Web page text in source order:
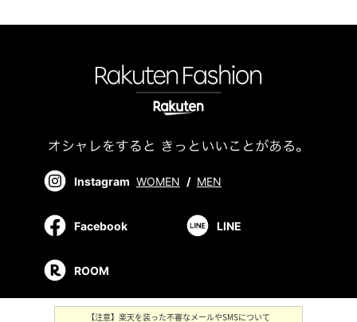
Instagram WOMEN / MEN
Facebook LINE
ROOM
【注意】楽天を装った不審なメールやSMSについて